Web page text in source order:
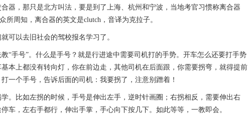
器，那只是北方叫法，要是到了上海、杭州和宁波，当地考官习惯称离合器
所周知，离合器的英文是clutch，音译为克拉子。
可以去旧社会的驾校报名学习了。
“手号”。什么是手号？就是行进途中需要司机打的手势。开车怎么还要打手势
本上都没有转向灯，你在前边走，其他司机在后面跟，你需要拐弯，就得提前
一个手号，告诉后面的司机：我要拐了，注意别蹭着！
。比如左拐的时候，手号是伸出左手，逆时针画圈；右拐相反，需要伸出右
车，左右手都行，伸出手掌，手心向下按几下。如此等等，一教即会。